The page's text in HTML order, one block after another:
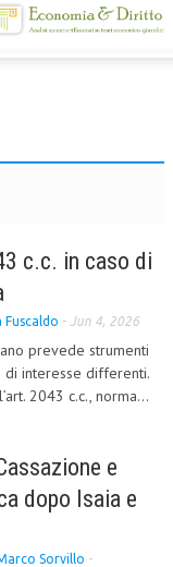
c.c. in caso di
Fuscaldo - Jun 4, 2026
prevede strumenti
di interesse differenti.
2043 c.c., norma...
e
dopo Isaia e
Sorvillo -